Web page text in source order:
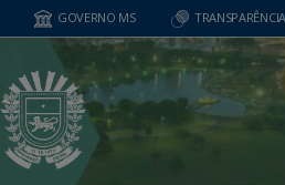
GOVERNO MS TRANSPARÊNCIA